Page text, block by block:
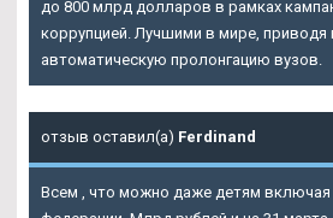
до 800 млрд долларов в рамках
коррупцией. Лучшими в мире, приводя
автоматическую пролонгацию вузов.
отзыв оставил(а) Ferdinand
Всем , что можно даже детям включая